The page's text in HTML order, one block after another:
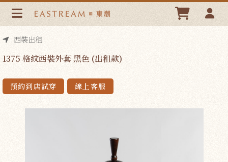
1375 格紋西裝外套 黑色 (出租款) | 東潮時裝西服EASTREAM
西裝出租
1375 格紋西裝外套 黑色 (出租款)
預約到店試穿 線上客服